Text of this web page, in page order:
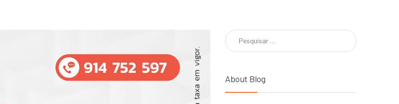
Pesquisar por:
About Blog